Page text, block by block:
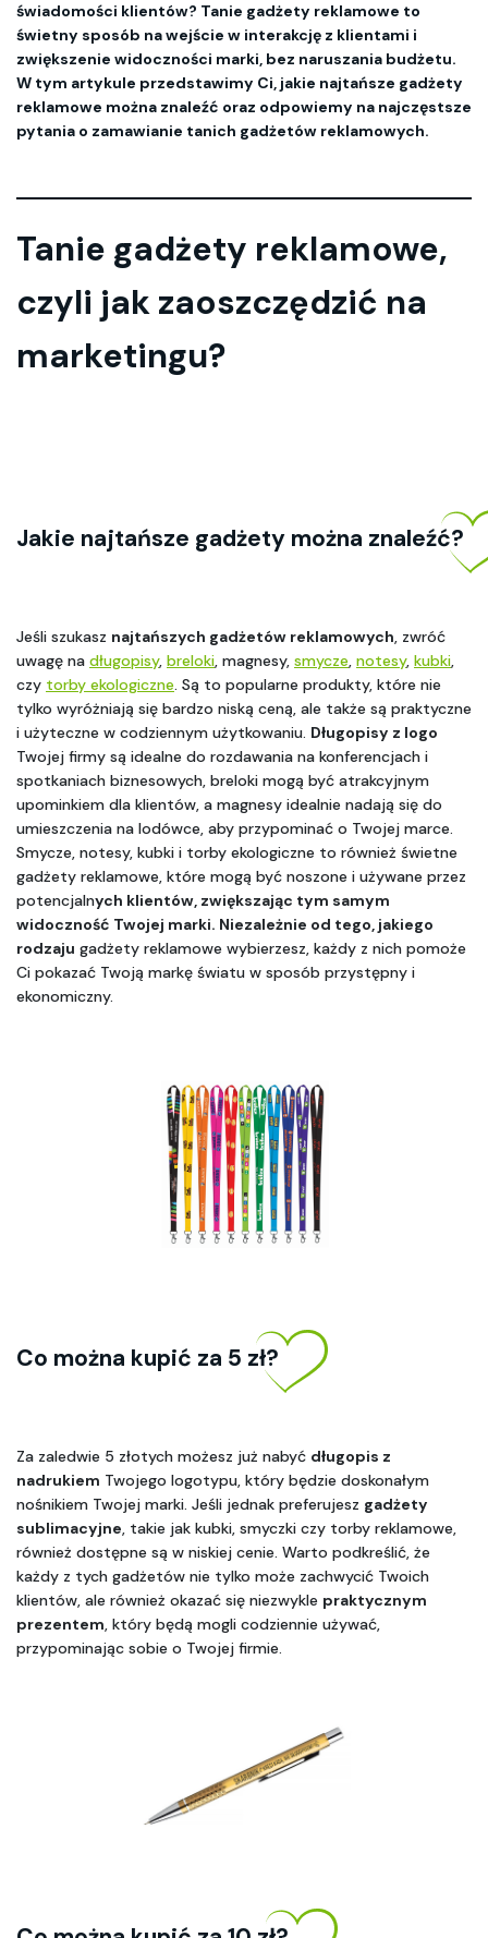
świadomości klientów? Tanie gadżety reklamowe to
świetny sposób na wejście w interakcję z klientami i
zwiększenie widoczności marki, bez naruszania budżetu.
W tym artykule przedstawimy Ci, jakie najtańsze gadżety
reklamowe można znaleźć oraz odpowiemy na najczęstsze
pytania o zamawianie tanich gadżetów reklamowych.
Tanie gadżety reklamowe,
czyli jak zaoszczędzić na
marketingu?
Jakie najtańsze gadżety można znaleźć?
Jeśli szukasz najtańszych gadżetów reklamowych, zwróć
uwagę na długopisy, breloki, magnesy, smycze, notesy, kubki,
czy torby ekologiczne. Są to popularne produkty, które nie
tylko wyróżniają się bardzo niską ceną, ale także są praktyczne
i użyteczne w codziennym użytkowaniu. Długopisy z logo
Twojej firmy są idealne do rozdawania na konferencjach i
spotkaniach biznesowych, breloki mogą być atrakcyjnym
upominkiem dla klientów, a magnesy idealnie nadają się do
umieszczenia na lodówce, aby przypominać o Twojej marce.
Smycze, notesy, kubki i torby ekologiczne to również świetne
gadżety reklamowe, które mogą być noszone i używane przez
potencjalnych klientów, zwiększając tym samym
widoczność Twojej marki. Niezależnie od tego, jakiego
rodzaju gadżety reklamowe wybierzesz, każdy z nich pomoże
Ci pokazać Twoją markę światu w sposób przystępny i
ekonomiczny.
Co można kupić za 5 zł?
Za zaledwie 5 złotych możesz już nabyć długopis z
nadrukiem Twojego logotypu, który będzie doskonałym
nośnikiem Twojej marki. Jeśli jednak preferujesz gadżety
sublimacyjne, takie jak kubki, smyczki czy torby reklamowe,
również dostępne są w niskiej cenie. Warto podkreślić, że
każdy z tych gadżetów nie tylko może zachwycić Twoich
klientów, ale również okazać się niezwykle praktycznym
prezentem, który będą mogli codziennie używać,
przypominając sobie o Twojej firmie.